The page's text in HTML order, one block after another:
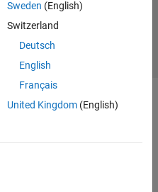
Sweden (English)
Switzerland
Deutsch
English
Français
United Kingdom(English)